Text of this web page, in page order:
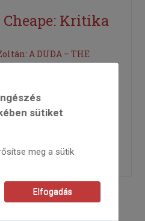
Kritika
A DUDA – THE
2008
sütiket
meg a sütik
Elfogadás